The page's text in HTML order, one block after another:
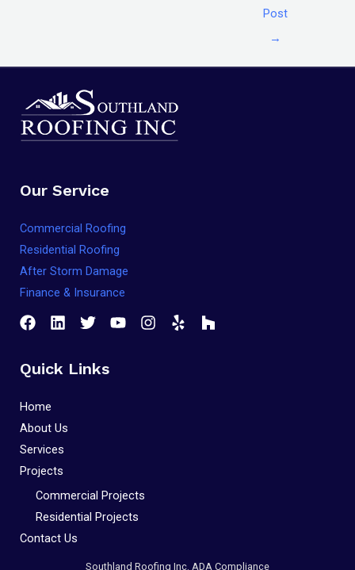
Post
→
Our Service
Commercial Roofing
Residential Roofing
After Storm Damage
Finance & Insurance
Quick Links
Home
About Us
Services
Projects
Commercial Projects
Residential Projects
Contact Us
Southland Roofing Inc. ADA Compliance